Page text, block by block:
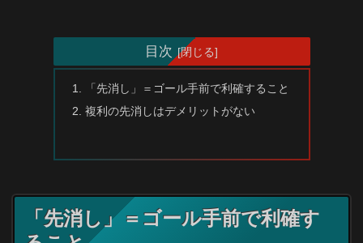
目次
「先消し」＝ゴール手前で利確すること
複利の先消しはデメリットがない
「先消し」＝ゴール手前で利確す